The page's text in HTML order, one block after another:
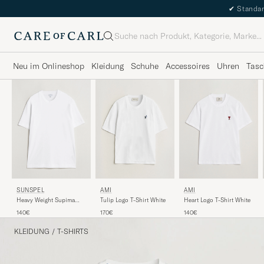
✔
Suche
Neu im Onlineshop Kleidung Schuhe Accessoires Uhren
SUNSPEL
Heavy Weight Supima
140€
AMI
Tulip Logo T-Shirt White
170€
AMI
Heart Logo T-Shirt White
140€
KLEIDUNG / T-SHIRTS